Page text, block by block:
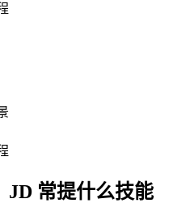
JD 常提什么技能